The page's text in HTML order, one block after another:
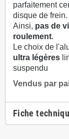
parfaitement
disque de frein.
Ainsi, pas de
roulement.
Le choix de
ultra légères
suspendu
Vendus par
Fiche